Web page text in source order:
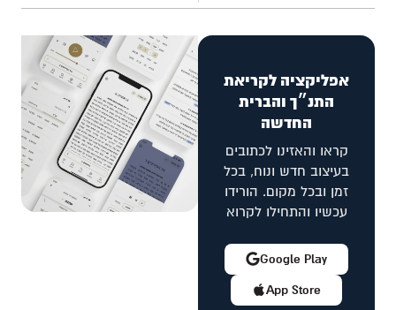
אפליקציה לקריאת
התנ״ך והברית
החדשה
קראו והאזינו לכתובים
בעיצוב חדש ונוח, בכל
זמן ובכל מקום. הורידו
עכשיו והתחילו לקרוא
App Store
Google Play